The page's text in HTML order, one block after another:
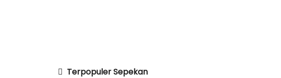
Terpopuler Sepekan